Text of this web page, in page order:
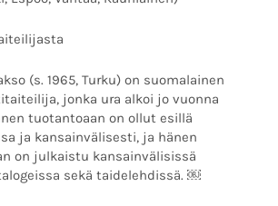
(s. 1965, Turku) on suomalainen
jonka ura alkoi jo vuonna
tuotantoaan on ollut esillä
ja kansainvälisesti, ja hänen
on julkaistu kansainvälisissä
sekä taidelehdissä. ￼